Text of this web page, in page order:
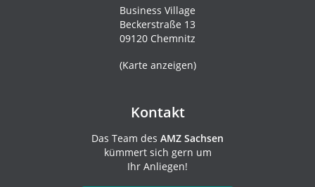
Business Village
Beckerstraße 13
09120 Chemnitz
(Karte anzeigen)
Kontakt
Das Team des AMZ Sachsen
kümmert sich gern um
Ihr Anliegen!